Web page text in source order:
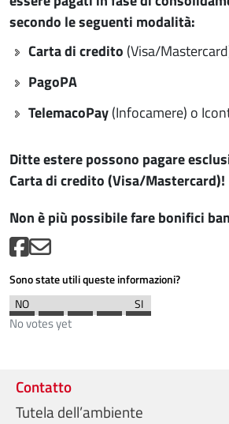
secondo le seguenti modalità:
Carta di credito (Visa/
PagoPA
TelemacoPay(Infocamere) o
Ditte estere possono pagare
Carta di credito (Visa/Mastercard)!
Non è più possibile fare bonifici
Sono state utili queste informazioni?
No votes yet
Contatto
Tutela dell’ambiente